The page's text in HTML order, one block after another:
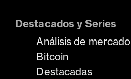
Destacados y Series
Análisis de mercado
Bitcoin
Destacadas